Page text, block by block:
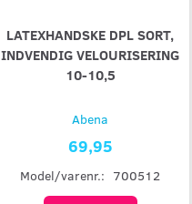
LATEXHANDSKE DPL SORT,
INDVENDIG VELOURISERING
10-10,5
Abena
69,95
Model/varenr.: 700512